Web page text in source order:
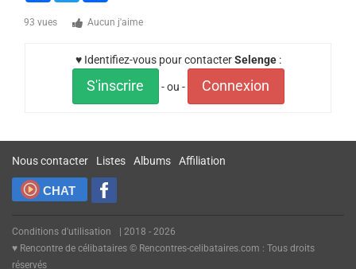
93 vues Aucun j'aime
♥ Identifiez-vous pour contacterSelenge:
S'inscrire - ou - Connexion
Nous contacter Listes Albums Affiliation
CHAT
Conditions d'utilisation
| 2018 - 2026
♥ Rencontre de célibataires © Rencontres-celibataires.com : Tous droits
réservés